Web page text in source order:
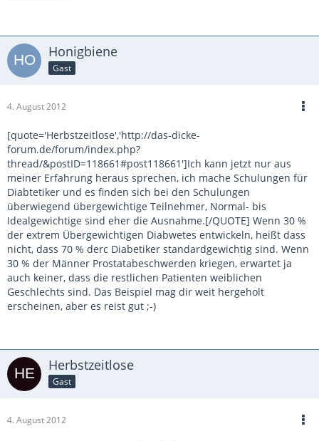
Honigbiene
Gast
4. August 2012
[quote='Herbstzeitlose','http://das-dicke-
forum.de/forum/index.php?
thread/&postID=118661#post118661']Ich kann jetzt nur aus
meiner Erfahrung heraus sprechen, ich mache Schulungen für
Diabtetiker und es finden sich bei den Schulungen
überwiegend übergewichtige Teilnehmer, Normal- bis
Idealgewichtige sind eher die Ausnahme.[/QUOTE] Wenn 30 %
der extrem Übergewichtigen Diabwetes entwickeln, heißt dass
nicht, dass 70 % derc Diabetiker standardgewichtig sind. Wenn
30 % der Männer Prostatabeschwerden kriegen, erwartet ja
auch keiner, dass die restlichen Patienten weiblichen
Geschlechts sind. Das Beispiel mag dir weit hergeholt
erscheinen, aber es reist gut ;-)
Herbstzeitlose
Gast
4. August 2012